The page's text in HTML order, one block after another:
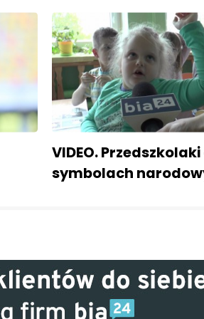
VIDEO. Przedszkolaki
symbolach